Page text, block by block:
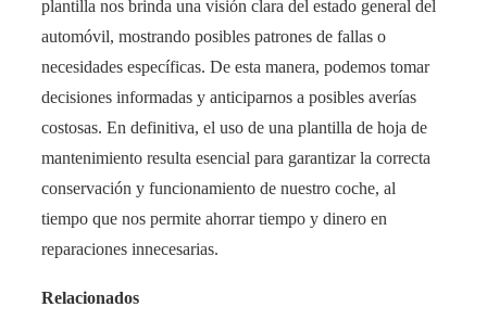
plantilla nos brinda una visión clara del estado general del
automóvil, mostrando posibles patrones de fallas o
necesidades específicas. De esta manera, podemos tomar
decisiones informadas y anticiparnos a posibles averías
costosas. En definitiva, el uso de una plantilla de hoja de
mantenimiento resulta esencial para garantizar la correcta
conservación y funcionamiento de nuestro coche, al
tiempo que nos permite ahorrar tiempo y dinero en
reparaciones innecesarias.
Relacionados